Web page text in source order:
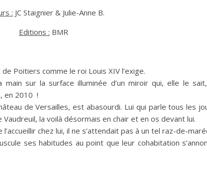
: JC Staignier & Julie-Anne B.
Editions : BMR
Poitiers comme le roi Louis XIV l’exige.
sur la surface illuminée d’un miroir qui, elle le
en 2010 !
de Versailles, est abasourdi. Lui qui parle tous les
la voilà désormais en chair et en os devant lui.
chez lui, il ne s’attendait pas à un tel raz-de-
ses habitudes au point que leur cohabitation